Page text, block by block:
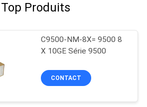
Top Produits
C9500-NM-8X= 9500 8
X 10GE Série 9500
CONTACT